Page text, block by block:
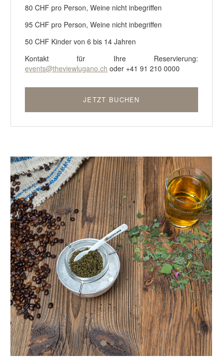
80 CHF pro Person, Weine nicht inbegriffen
95 CHF pro Person, Weine nicht inbegriffen
50 CHF Kinder von 6 bis 14 Jahren
Kontakt für Ihre Reservierung:
events@theviewlugano.ch oder +41 91 210 0000
JETZT BUCHEN